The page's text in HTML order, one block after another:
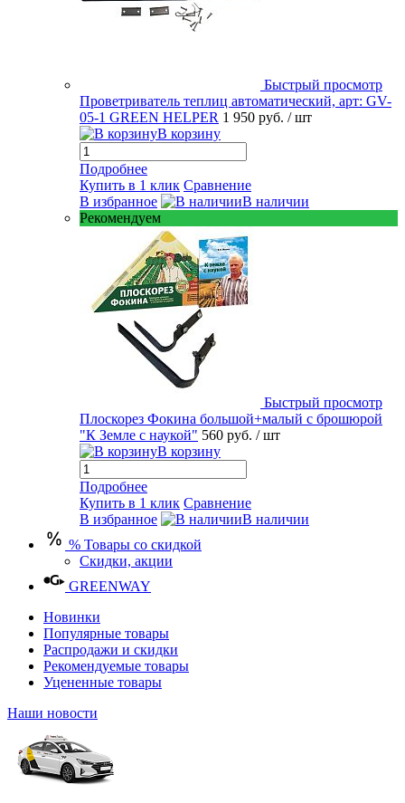
Быстрый просмотр
Проветриватель теплиц автоматический, арт: GV-
05-1 GREEN HELPER 1 950 руб. / шт
В корзину
Подробнее
Купить в 1 клик Сравнение
В избранное
В наличии
Рекомендуем
Быстрый просмотр
Плоскорез Фокина большой+малый с брошюрой
"К Земле с наукой" 560 руб. / шт
В корзину
Подробнее
Купить в 1 клик Сравнение
В избранное
В наличии
% Товары со скидкой
Скидки, акции
GREENWAY
Новинки
Популярные товары
Распродажи и скидки
Рекомендуемые товары
Уцененные товары
Наши новости